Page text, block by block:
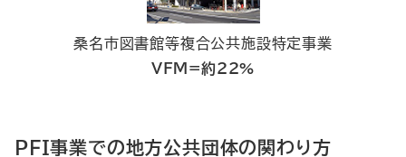
桑名市図書館等複合公共施設特定事業
VFM=約22%
PFI事業での地方公共団体の関わり方